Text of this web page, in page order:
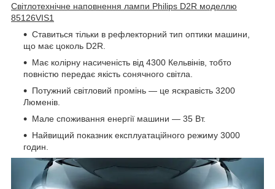
Світлотехнічне наповнення лампи Philips D2R моделлю
85126VIS1
Ставиться тільки в рефлекторний тип оптики машини,
що має цоколь D2R.
Має колірну насиченість від 4300 Кельвінів, тобто
повністю передає якість сонячного світла.
Потужний світловий промінь — це яскравість 3200
Люменів.
Мале споживання енергії машини — 35 Вт.
Найвищий показник експлуатаційного режиму 3000
годин.